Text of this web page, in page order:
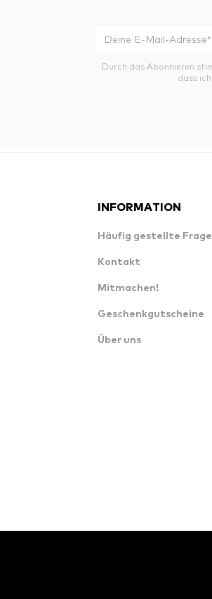
Durch das Abonnieren
dass
INFORMATION
Häufig gestellte
Kontakt
Mitmachen!
Geschenkgutscheine
Über uns